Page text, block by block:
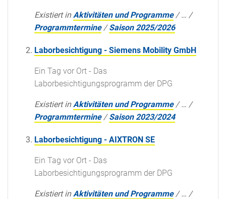
Existiert in Aktivitäten und Programme /… /
Programmtermine /Saison 2025/2026
Laborbesichtigung - Siemens Mobility GmbH
Ein Tag vor Ort - Das
Laborbesichtigungsprogramm der DPG
Existiert in Aktivitäten und Programme /… /
Programmtermine /Saison 2023/2024
Laborbesichtigung - AIXTRON SE
Ein Tag vor Ort - Das
Laborbesichtigungsprogramm der DPG
Existiert in Aktivitäten und Programme /… /